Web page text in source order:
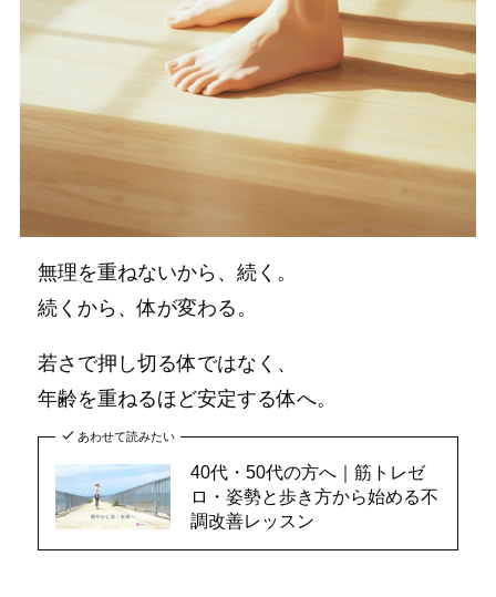
無理を重ねないから、続く。
続くから、体が変わる。
若さで押し切る体ではなく、
年齢を重ねるほど安定する体へ。
あわせて読みたい
40代・50代の方へ｜筋トレゼ
ロ・姿勢と歩き方から始める不
調改善レッスン